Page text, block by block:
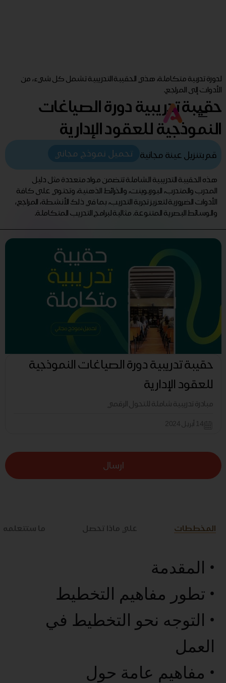
لدورة تدربية متكاملة، هذي الحقيبة التدريبية تشمل كل شيء، من
الأدوات إلى المراجع.
حقيبة تدريبية دورة الصياغات
النموذجية للعقود الإدارية
قم بتنزيل عينة مجانية تحميل نموذج مجاني
هذه الحقيبة التدريبية الشاملة تتضمن مواد متعددة مثل دليل
المدرب والمتدرب، البوربوينت، والخرائط الذهنية، وتحتوي على كافة
الأدوات الضرورية لتعزيز تجربة التدريب، بما في ذلك الأنشطة، المراجع،
والوسائط البصرية المتنوعة. مثالية لبرامج التدريب المتكاملة.
حقيبة تدريبية دورة الصياغات النموذجية
للعقود الإدارية
مبادرة تدريبية شاملة للتحول الرقمي
14 أبريل 2024
ارسال
المخططات علي ماذا تحصل ما ستتعلمه
• المقدمة
• تطور مفاهيم التخطيط
• التوجه نحو التخطيط في
العمل
• مفاهيم عامة حول